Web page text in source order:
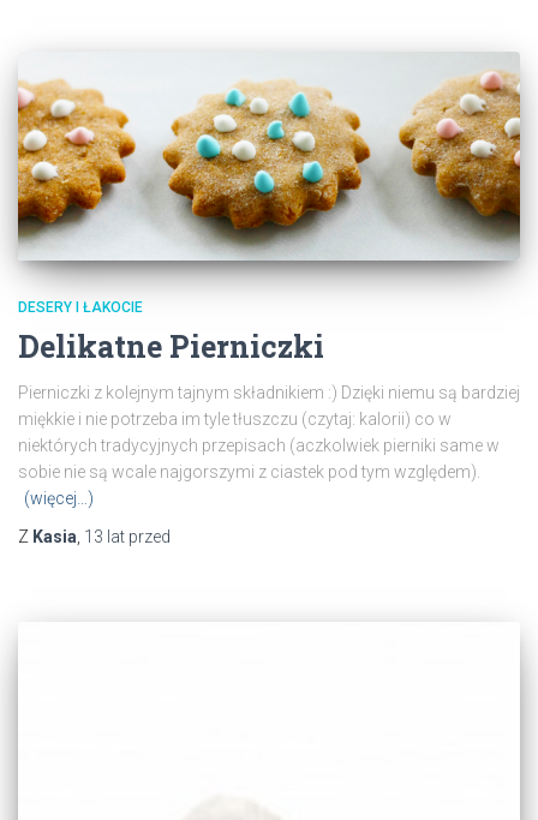
DESERY I ŁAKOCIE
Delikatne Pierniczki
Pierniczki z kolejnym tajnym składnikiem :) Dzięki niemu są bardziej
miękkie i nie potrzeba im tyle tłuszczu (czytaj: kalorii) co w
niektórych tradycyjnych przepisach (aczkolwiek pierniki same w
sobie nie są wcale najgorszymi z ciastek pod tym względem).
(więcej…)
Z Kasia, 13 lat przed